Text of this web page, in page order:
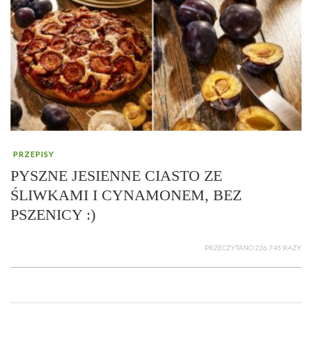
PRZEPISY
PYSZNE JESIENNE CIASTO ZE
ŚLIWKAMI I CYNAMONEM, BEZ
PSZENICY :)
PRZECZYTANO 226 745 RAZY